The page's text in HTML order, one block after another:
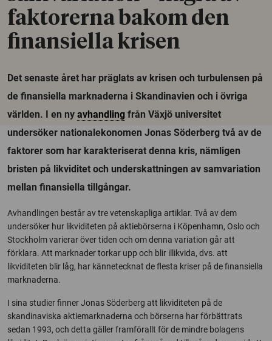
faktorerna bakom den
finansiella krisen
Det senaste året har präglats av krisen och turbulensen på
de finansiella marknaderna i Skandinavien och i övriga
världen. I en ny avhandling från Växjö universitet
undersöker nationalekonomen Jonas Söderberg två av de
faktorer som har karakteriserat denna kris, nämligen
bristen på likviditet och underskattningen av samvariation
mellan finansiella tillgångar.
Avhandlingen består av tre vetenskapliga artiklar. Två av dem
undersöker hur likviditeten på aktiebörserna i Köpenhamn, Oslo och
Stockholm varierar över tiden och om denna variation går att
förklara. Att marknader torkar upp och blir illikvida, dvs. att
likviditeten blir låg, har kännetecknat de flesta kriser på de finansiella
marknaderna.
I sina studier finner Jonas Söderberg att likviditeten på de
skandinaviska aktiemarknaderna och börserna har förbättrats
sedan 1993, och detta gäller framförallt för de mindre bolagens